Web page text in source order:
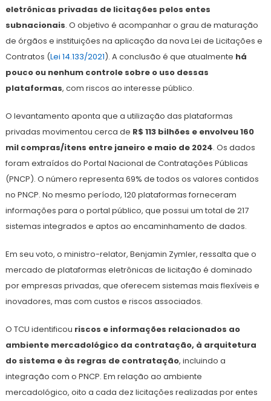
eletrônicas privadas de licitações pelos entes
subnacionais. O objetivo é acompanhar o grau de maturação
de órgãos e instituições na aplicação da nova Lei de Licitações e
Contratos (Lei 14.133/2021). A conclusão é que atualmente há
pouco ou nenhum controle sobre o uso dessas
plataformas, com riscos ao interesse público.
O levantamento aponta que a utilização das plataformas
privadas movimentou cerca de R$ 113 bilhões e envolveu 160
mil compras/itens entre janeiro e maio de 2024. Os dados
foram extraídos do Portal Nacional de Contratações Públicas
(PNCP). O número representa 69% de todos os valores contidos
no PNCP. No mesmo período, 120 plataformas forneceram
informações para o portal público, que possui um total de 217
sistemas integrados e aptos ao encaminhamento de dados.
Em seu voto, o ministro-relator, Benjamin Zymler, ressalta que o
mercado de plataformas eletrônicas de licitação é dominado
por empresas privadas, que oferecem sistemas mais flexíveis e
inovadores, mas com custos e riscos associados.
O TCU identificou riscos e informações relacionados ao
ambiente mercadológico da contratação, à arquitetura
do sistema e às regras de contratação, incluindo a
integração com o PNCP. Em relação ao ambiente
mercadológico, oito a cada dez licitações realizadas por entes